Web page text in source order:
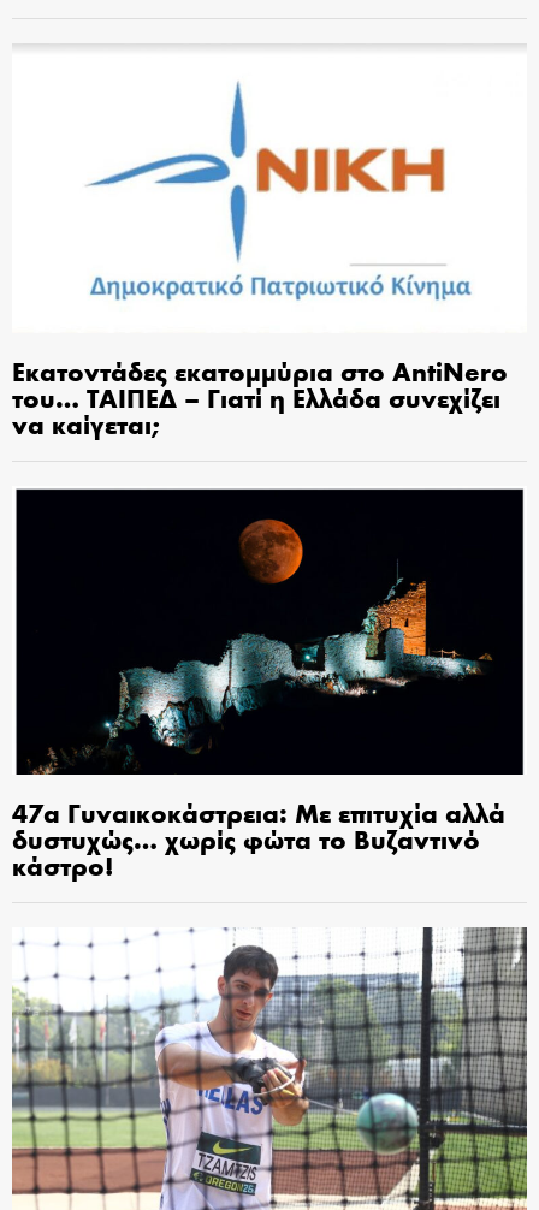
Εκατοντάδες εκατομμύρια στο AntiNero
του… ΤΑΙΠΕΔ – Γιατί η Ελλάδα συνεχίζει
να καίγεται;
47α Γυναικοκάστρεια: Με επιτυχία αλλά
δυστυχώς… χωρίς φώτα το Βυζαντινό
κάστρο!